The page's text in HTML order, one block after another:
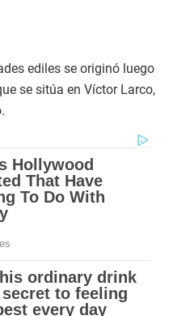
ediles se originó luego
se sitúa en Víctor Larco,